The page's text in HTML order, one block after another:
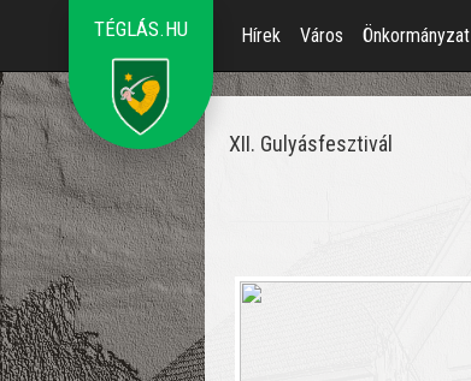
TÉGLÁS.HU Hírek Város Önkormányzat
XII. Gulyásfesztivál